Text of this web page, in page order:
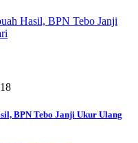
BPN Tebo Janji Ukur Ulang